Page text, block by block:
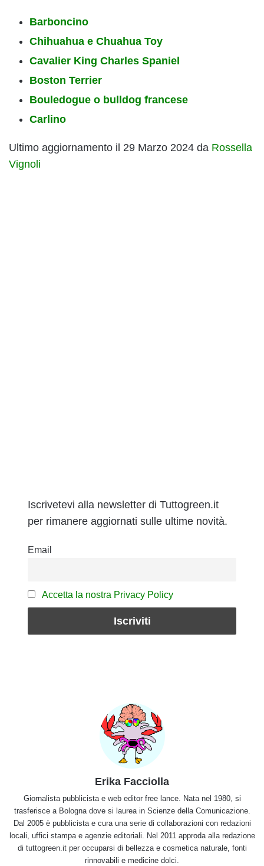
Barboncino
Chihuahua e Chuahua Toy
Cavalier King Charles Spaniel
Boston Terrier
Bouledogue o bulldog francese
Carlino
Ultimo aggiornamento il 29 Marzo 2024 da Rossella
Vignoli
Iscrivetevi alla newsletter di Tuttogreen.it
per rimanere aggiornati sulle ultime novità.
Email
Accetta la nostra Privacy Policy
Erika Facciolla
Giornalista pubblicista e web editor free lance. Nata nel 1980, si
trasferisce a Bologna dove si laurea in Scienze della Comunicazione.
Dal 2005 è pubblicista e cura una serie di collaborazioni con redazioni
locali, uffici stampa e agenzie editoriali. Nel 2011 approda alla redazione
di tuttogreen.it per occuparsi di bellezza e cosmetica naturale, fonti
rinnovabili e medicine dolci.